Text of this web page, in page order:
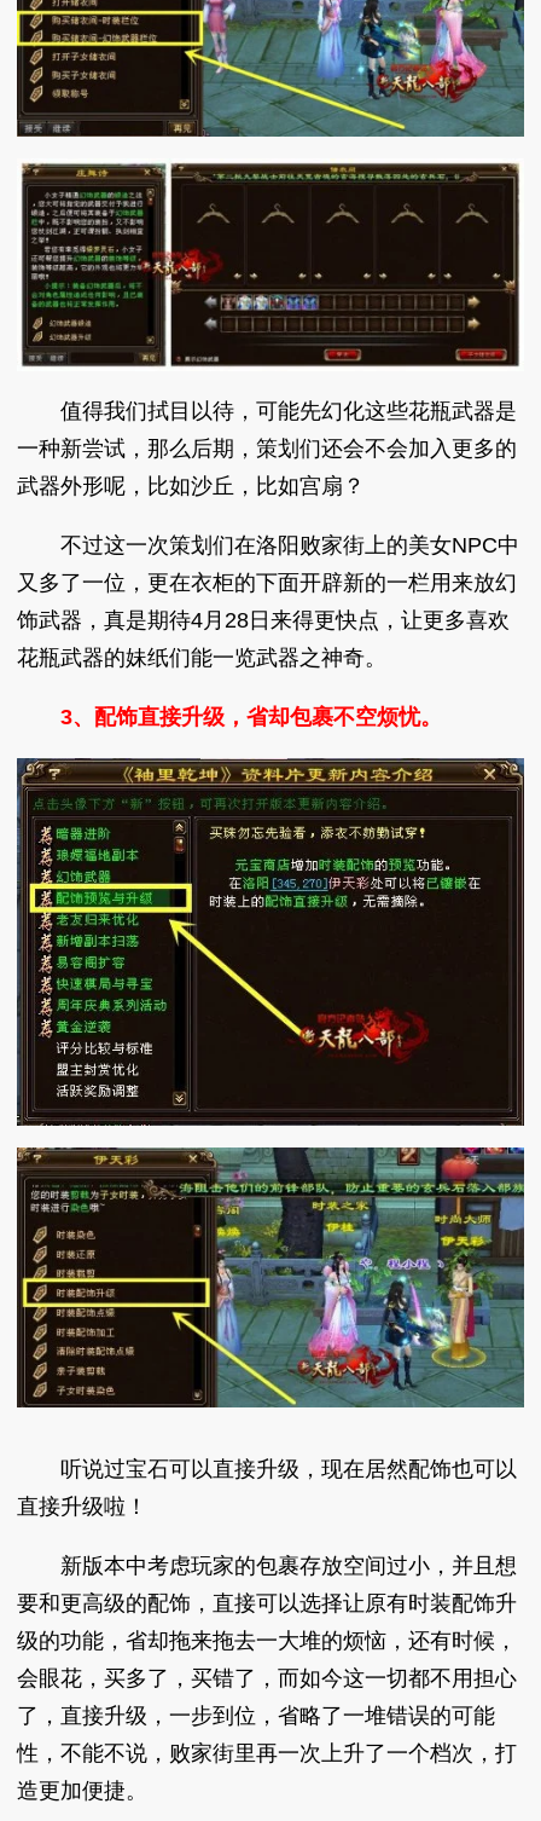
值得我们拭目以待，可能先幻化这些花瓶武器是
一种新尝试，那么后期，策划们还会不会加入更多的
武器外形呢，比如沙丘，比如宫扇？
不过这一次策划们在洛阳败家街上的美女NPC中
又多了一位，更在衣柜的下面开辟新的一栏用来放幻
饰武器，真是期待4月28日来得更快点，让更多喜欢
花瓶武器的妹纸们能一览武器之神奇。
3、配饰直接升级，省却包裹不空烦忧。
听说过宝石可以直接升级，现在居然配饰也可以
直接升级啦！
新版本中考虑玩家的包裹存放空间过小，并且想
要和更高级的配饰，直接可以选择让原有时装配饰升
级的功能，省却拖来拖去一大堆的烦恼，还有时候，
会眼花，买多了，买错了，而如今这一切都不用担心
了，直接升级，一步到位，省略了一堆错误的可能
性，不能不说，败家街里再一次上升了一个档次，打
造更加便捷。